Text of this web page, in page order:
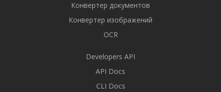
Конвертер документов
Конвертер изображений
OCR
Developers API
API Docs
CLI Docs